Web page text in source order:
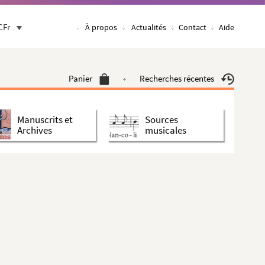
À propos Actualités Contact Aide
Panier Recherches récentes
Manuscrits et
Archives
Sources
musicales